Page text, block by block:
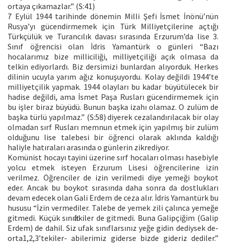
ortaya çıkamazlar.” (S:41)
7 Eylül 1944 tarihinde dönemin Milli Şefi İsmet İnönü’nün
Rusya’yı gücendirmemek için Türk Milliyetçilerine açtığı
Türkçülük ve Turancılık davası sırasında Erzurum’da lise 3.
Sınıf öğrencisi olan İdris Yamantürk o günleri “Bazı
hocalarımız bize milliciliği, milliyetçiliği açık olmasa da
telkin ediyorlardı. Biz dersimizi bunlardan alıyorduk. Herkes
dilinin ucuyla yarım ağız konuşuyordu. Kolay değildi 1944’te
milliyetçilik yapmak. 1944 olayları bu kadar büyütülecek bir
hadise değildi, ama İsmet Paşa Rusları gücendirmemek için
bu işler biraz büyüdü. Bunun başka izahı olamaz. O zulüm de
başka türlü yapılmaz.” (S:58) diyerek cezalandırılacak bir olay
olmadan sırf Rusları memnun etmek için yapılmış bir zulüm
olduğunu lise talebesi bir öğrenci olarak aklında kaldığı
haliyle hatıraları arasında o günlerin zikrediyor.
Komünist hocayı tayini üzerine sırf hocaları olması hasebiyle
yolcu etmek isteyen Erzurum Lisesi öğrencilerine izin
verilmez. Öğrenciler de izin verilmedi diye yemeği boykot
eder. Ancak bu boykot sırasında daha sonra da dostlukları
devam edecek olan Gali Erdem de ceza alır. İdris Yamantürk bu
hususu “İzin vermediler. Talebe de yemek zili çalınca yemeğe
gitmedi. Küçük sınıftakiler de gitmedi. Buna Galipçiğim (Galip
Erdem) de dahil. Siz ufak sınıflarsınız yeğe gidin dediysek de-
orta1,2,3’tekiler- abilerimiz giderse bizde gideriz dediler.”